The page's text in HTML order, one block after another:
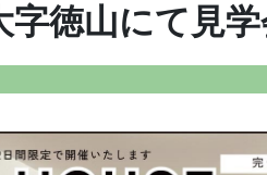
字徳山にて見